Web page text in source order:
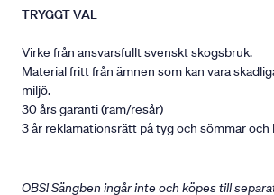
TRYGGT VAL
Virke från ansvarsfullt svenskt skogsbruk.
Material fritt från ämnen som kan vara
miljö.
30 års garanti (ram/resår)
3 år reklamationsrätt på tyg och sömmar och
OBS! Sängben ingår inte och köpes till